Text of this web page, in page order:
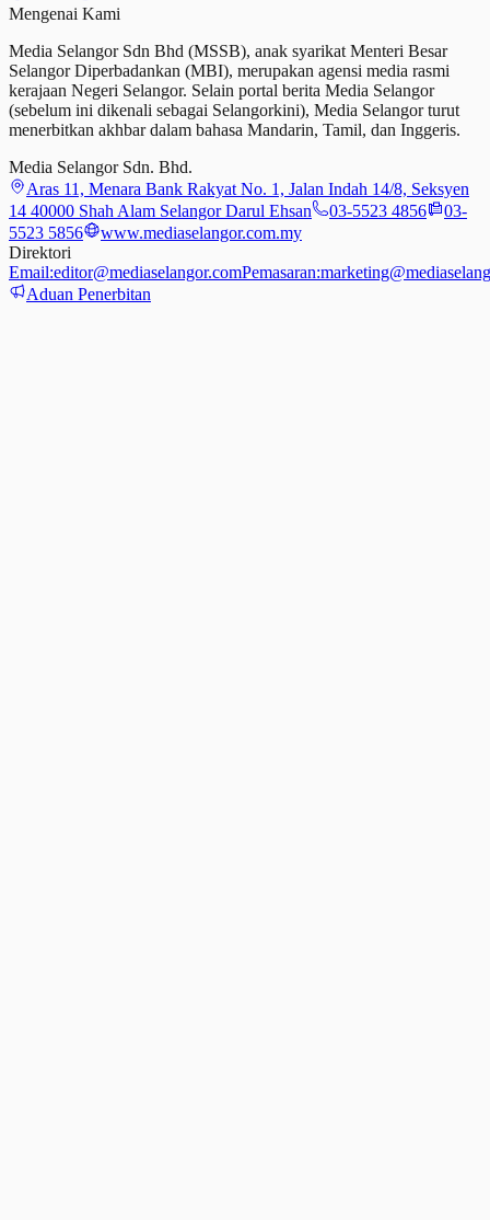
Mengenai Kami
Media Selangor Sdn Bhd (MSSB), anak syarikat Menteri Besar
Selangor Diperbadankan (MBI), merupakan agensi media rasmi
kerajaan Negeri Selangor. Selain portal berita Media Selangor
(sebelum ini dikenali sebagai Selangorkini), Media Selangor turut
menerbitkan akhbar dalam bahasa Mandarin, Tamil, dan Inggeris.
Media Selangor Sdn. Bhd.
Aras 11, Menara Bank Rakyat No. 1, Jalan Indah 14/8, Seksyen
14 40000 Shah Alam Selangor Darul Ehsan
03-5523 4856
03-
5523 5856
www.mediaselangor.com.my
Direktori
Email:editor@mediaselangor.comPemasaran:
Aduan Penerbitan